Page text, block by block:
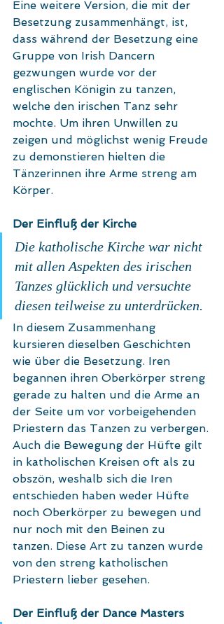
Eine weitere Version, die mit der
Besetzung zusammenhängt, ist,
dass während der Besetzung eine
Gruppe von Irish Dancern
gezwungen wurde vor der
englischen Königin zu tanzen,
welche den irischen Tanz sehr
mochte. Um ihren Unwillen zu
zeigen und möglichst wenig Freude
zu demonstieren hielten die
Tänzerinnen ihre Arme streng am
Körper.
Der Einfluß der Kirche
Die katholische Kirche war nicht
mit allen Aspekten des irischen
Tanzes glücklich und versuchte
diesen teilweise zu unterdrücken.
In diesem Zusammenhang
kursieren dieselben Geschichten
wie über die Besetzung. Iren
begannen ihren Oberkörper streng
gerade zu halten und die Arme an
der Seite um vor vorbeigehenden
Priestern das Tanzen zu verbergen.
Auch die Bewegung der Hüfte gilt
in katholischen Kreisen oft als zu
obszön, weshalb sich die Iren
entschieden haben weder Hüfte
noch Oberkörper zu bewegen und
nur noch mit den Beinen zu
tanzen. Diese Art zu tanzen wurde
von den streng katholischen
Priestern lieber gesehen.
Der Einfluß der Dance Masters